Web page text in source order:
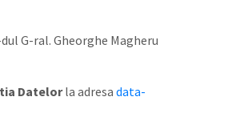
G-ral. Gheorghe Magheru
Datelorla adresa data-